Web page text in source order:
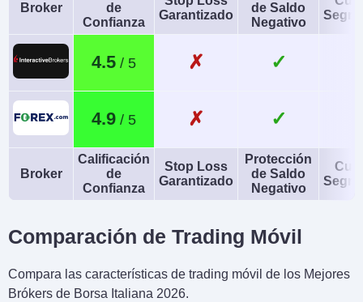
Broker
de
Confianza
Garantizado
de Saldo
Negativo
4.5 ✗ ✓
4.9 ✗ ✓
Broker
Calificación
de
Confianza
Stop Loss
Garantizado
Protección
de Saldo
Negativo
Comparación de Trading Móvil
Compara las características de trading móvil de los Mejores
Brókers de Borsa Italiana 2026.